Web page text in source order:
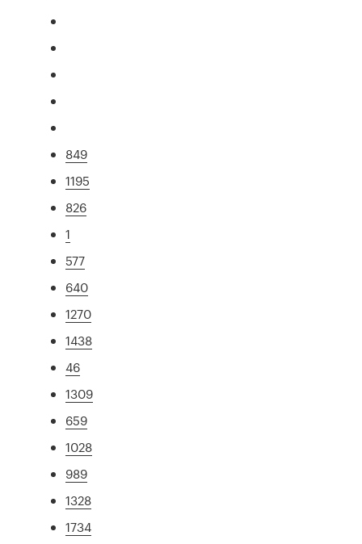
849
1195
826
1
577
640
1270
1438
46
1309
659
1028
989
1328
1734